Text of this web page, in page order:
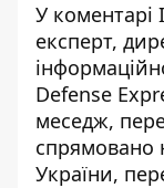
У коментарі
експерт,
Defense
меседж,
спрямовано
України,